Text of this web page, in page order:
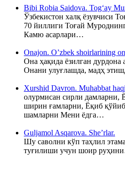
Bibi Robia Saidova. Tog‘ay
Ўзбекистон халқ ёзувчиси
70 йиллиги Тоғай
Камю асарлари…
Onajon. O’zbek shoirlarining
Она ҳақида ёзилган дурдона
Онани улуғлашда, мадҳ
Xurshid Davron. Muhabbat
олурмисан сирли дамларни,
ширин ғамларни, Ёқиб
шамларни Мени ёдга…
Guljamol Asqarova. She’rlar.
Шу саволни кўп таҳлил
туғилиши учун шоир